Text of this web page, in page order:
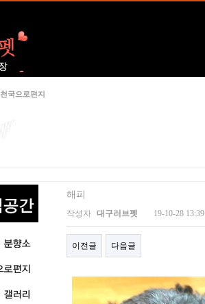
천국으로편지
해피
작성자 대구러브펫 19-10-28 13:39
이전글 다음글